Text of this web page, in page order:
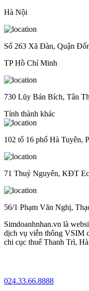
Hà Nội
Số 263 Xã Đàn, Quận
TP Hồ Chí Minh
730 Lũy Bán Bích, Tân
Tỉnh thành khác
102 tổ 16 phố Hà Tuyên,
71 Thuỷ Nguyên, KĐT
56/1 Phạm Văn Nghị,
Simdoanhnhan.vn là
dịch vụ viễn thông VSIM
chi cục thuế Thanh Trì,
024.33.66.8888